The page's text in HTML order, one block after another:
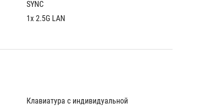
SYNC
1x 2.5G LAN
Клавиатура с индивидуальной